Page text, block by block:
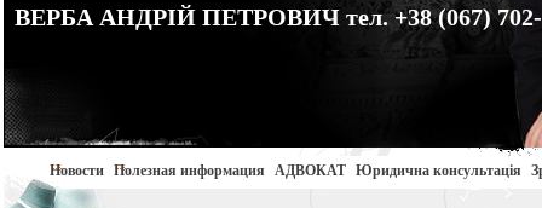
ВЕРБА АНДРІЙ ПЕТРОВИЧ тел. +38 (067) 702-
Новости Полезная информация АДВОКАТ Юридична консультація